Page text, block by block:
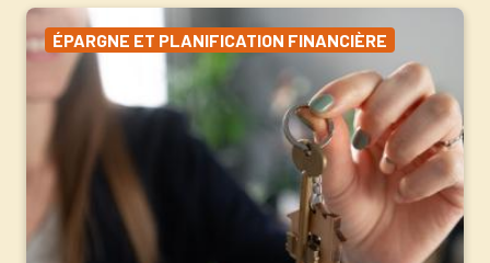
ÉPARGNE ET PLANIFICATION FINANCIÈRE